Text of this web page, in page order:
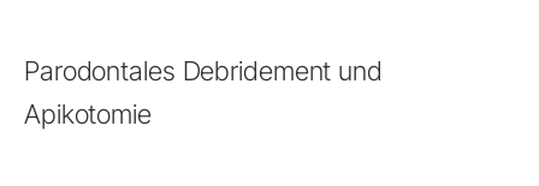
Parodontales Debridement und
Apikotomie